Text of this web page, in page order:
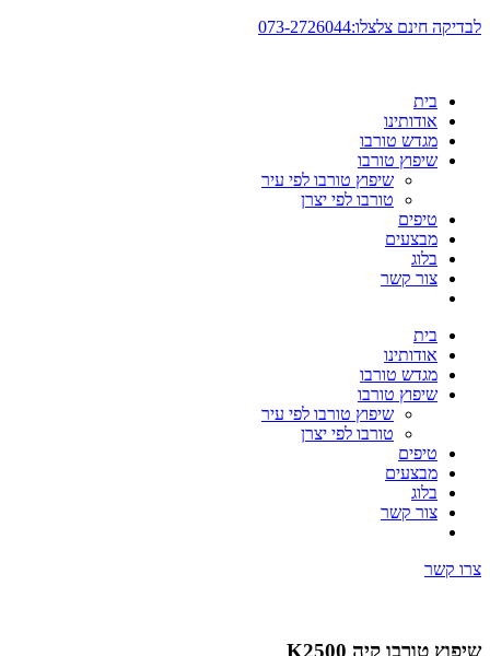
דלג
לבדיקה חינם צלצלו:073-2726044
בית
אודותינו
מגדש טורבו
שיפוץ טורבו
שיפוץ טורבו לפי עיר
טורבו לפי יצרן
טיפים
מבצעים
בלוג
צור קשר
בית
אודותינו
מגדש טורבו
שיפוץ טורבו
שיפוץ טורבו לפי עיר
טורבו לפי יצרן
טיפים
מבצעים
בלוג
צור קשר
צרו קשר
שיפוץ טורבו קיה K2500